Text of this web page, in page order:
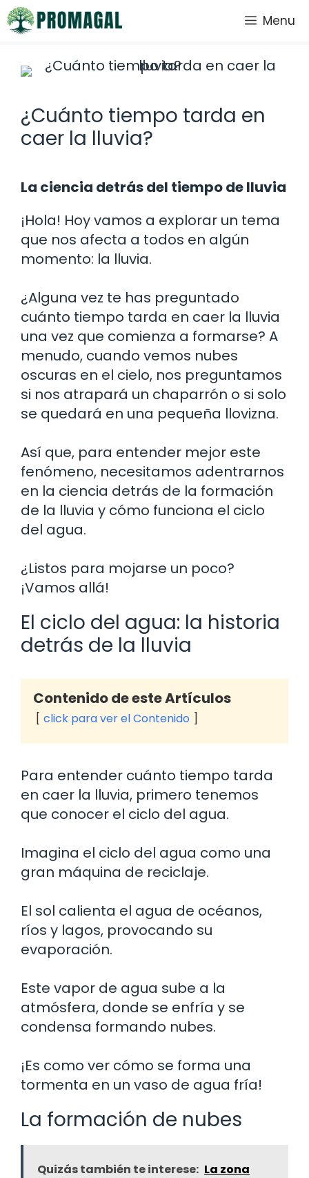
Saltar
al
Menu
¿Cuánto tiempo tarda en
caer la lluvia?
La ciencia detrás del tiempo de lluvia
¡Hola! Hoy vamos a explorar un tema
que nos afecta a todos en algún
momento: la lluvia.
¿Alguna vez te has preguntado
cuánto tiempo tarda en caer la lluvia
una vez que comienza a formarse? A
menudo, cuando vemos nubes
oscuras en el cielo, nos preguntamos
si nos atrapará un chaparrón o si solo
se quedará en una pequeña llovizna.
Así que, para entender mejor este
fenómeno, necesitamos adentrarnos
en la ciencia detrás de la formación
de la lluvia y cómo funciona el ciclo
del agua.
¿Listos para mojarse un poco?
¡Vamos allá!
El ciclo del agua: la historia
detrás de la lluvia
Contenido de este Artículos
click para ver el Contenido
Para entender cuánto tiempo tarda
en caer la lluvia, primero tenemos
que conocer el ciclo del agua.
Imagina el ciclo del agua como una
gran máquina de reciclaje.
El sol calienta el agua de océanos,
ríos y lagos, provocando su
evaporación.
Este vapor de agua sube a la
atmósfera, donde se enfría y se
condensa formando nubes.
¡Es como ver cómo se forma una
tormenta en un vaso de agua fría!
La formación de nubes
Quizás también te interese: La zona